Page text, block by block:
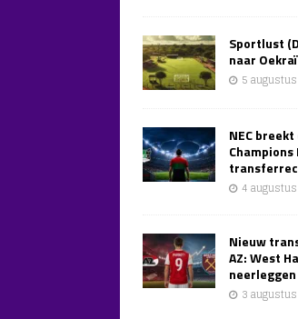
Sportlust
naar
5
NEC
4 augustus
Nieuw
AZ: West
3